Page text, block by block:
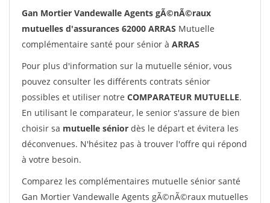
Gan Mortier Vandewalle Agents gÃ©nÃ©raux
mutuelles d'assurances 62000 ARRAS Mutuelle
complémentaire santé pour sénior à ARRAS
Pour plus d'information sur la mutuelle sénior, vous
pouvez consulter les différents contrats sénior
possibles et utiliser notre COMPARATEUR MUTUELLE.
En utilisant le comparateur, le senior s'assure de bien
choisir sa mutuelle sénior dès le départ et évitera les
déconvenues. N'hésitez pas à trouver l'offre qui répond
à votre besoin.
Comparez les complémentaires mutuelle sénior santé
Gan Mortier Vandewalle Agents gÃ©nÃ©raux mutuelles